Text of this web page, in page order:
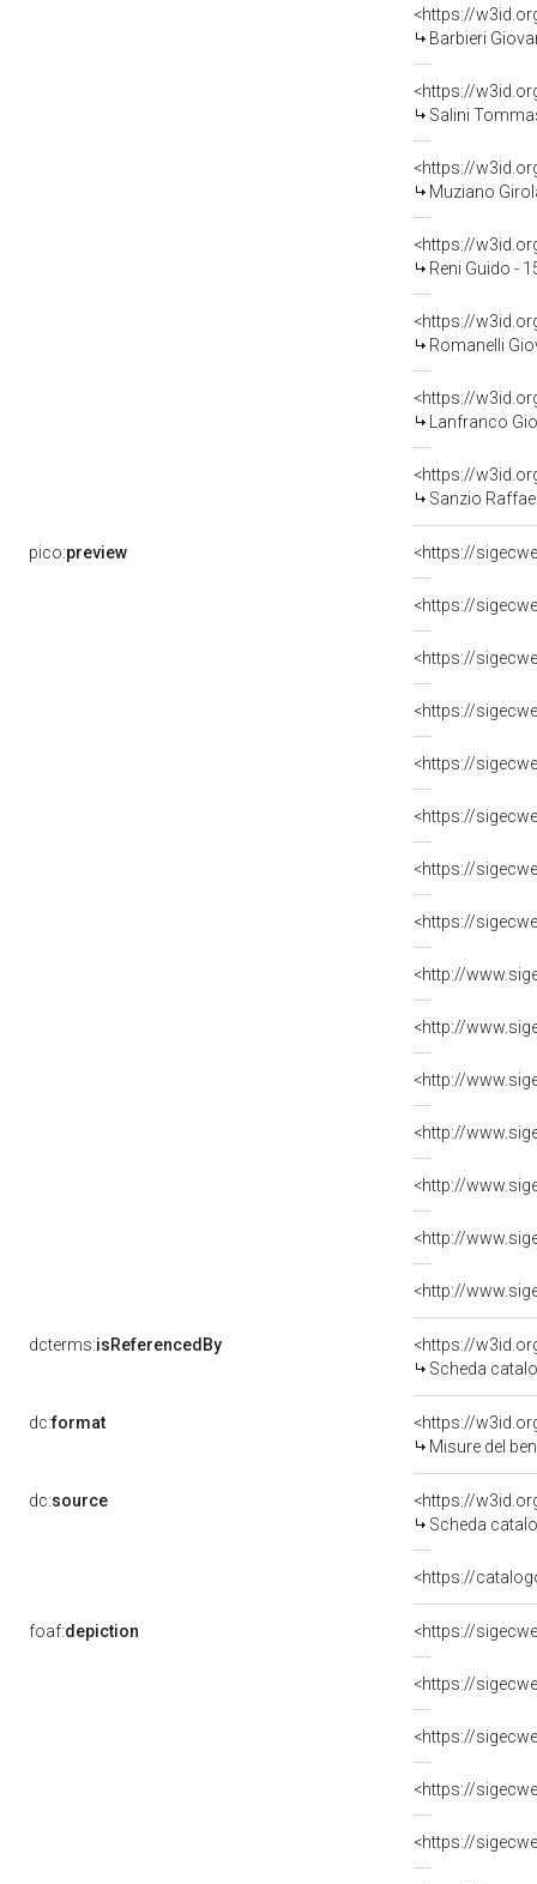
<https://
Barbieri
<https://
Salini
<https://
Muziano
<https://
Reni Guido -
<https://
Romanelli
<https://
Lanfranco
<https://
Sanzio
pico:preview <https://
<https://
<https://
<https://
<https://
<https://
<https://
<https://
<http://
<http://
<http://
<http://
<http://
<http://
<http://
dcterms:isReferencedBy
<https://
Scheda
dc:format
<https://
Misure del
dc:source
<https://
Scheda
<https://
foaf:depiction <https://
<https://
<https://
<https://
<https://